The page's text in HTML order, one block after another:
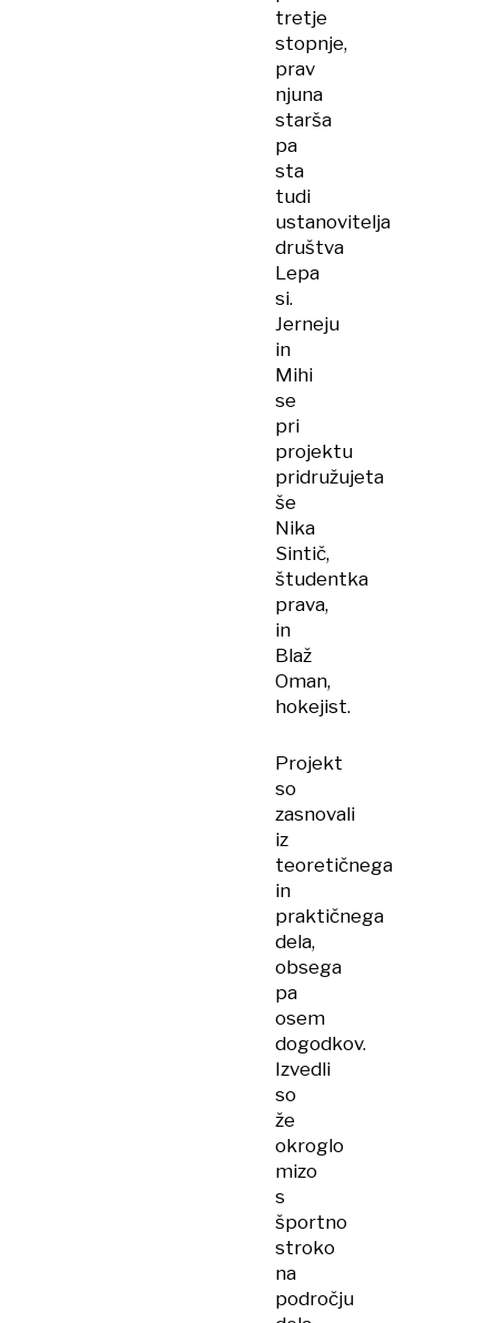
tretje
stopnje,
prav
njuna
starša
pa
sta
tudi
ustanovitelja
društva
Lepa
si.
Jerneju
in
Mihi
se
pri
projektu
pridružujeta
še
Nika
Sintič,
študentka
prava,
in
Blaž
Oman,
hokejist.
Projekt
so
zasnovali
iz
teoretičnega
in
praktičnega
dela,
obsega
pa
osem
dogodkov.
Izvedli
so
že
okroglo
mizo
s
športno
stroko
na
področju